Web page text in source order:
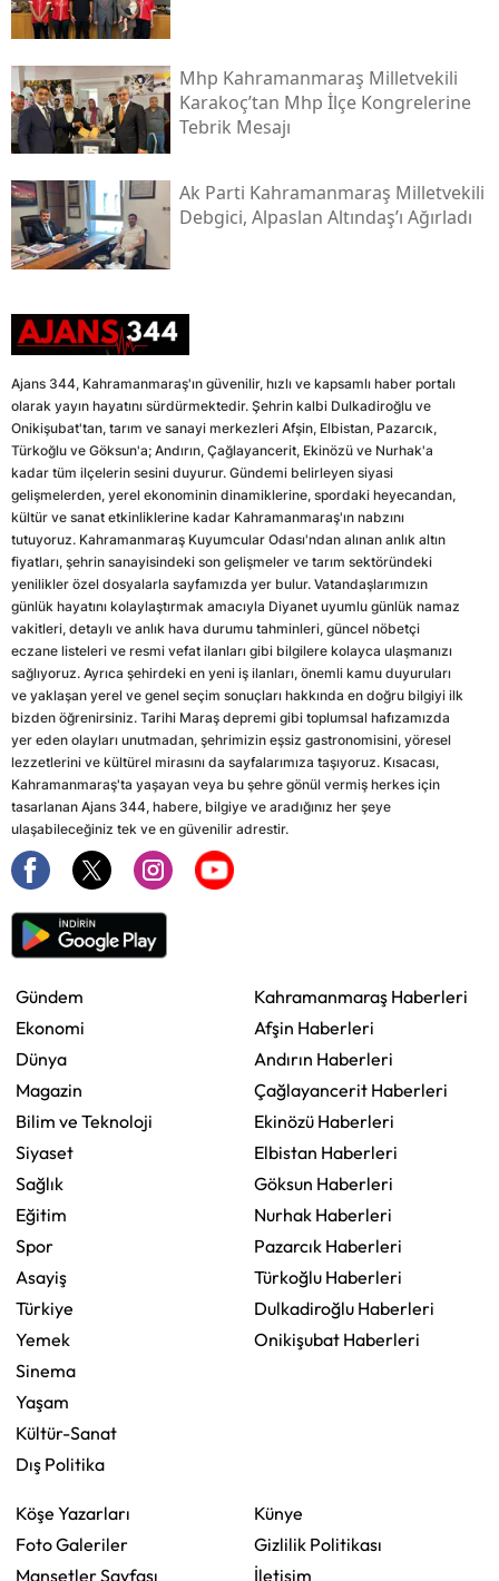
Mhp Kahramanmaraş Milletvekili
Karakoç’tan Mhp İlçe Kongrelerine
Tebrik Mesajı
Ak Parti Kahramanmaraş Milletvekili
Debgici, Alpaslan Altındaş’ı Ağırladı
Ajans 344, Kahramanmaraş'ın güvenilir, hızlı ve kapsamlı haber portalı
olarak yayın hayatını sürdürmektedir. Şehrin kalbi Dulkadiroğlu ve
Onikişubat'tan, tarım ve sanayi merkezleri Afşin, Elbistan, Pazarcık,
Türkoğlu ve Göksun'a; Andırın, Çağlayancerit, Ekinözü ve Nurhak'a
kadar tüm ilçelerin sesini duyurur. Gündemi belirleyen siyasi
gelişmelerden, yerel ekonominin dinamiklerine, spordaki heyecandan,
kültür ve sanat etkinliklerine kadar Kahramanmaraş'ın nabzını
tutuyoruz. Kahramanmaraş Kuyumcular Odası'ndan alınan anlık altın
fiyatları, şehrin sanayisindeki son gelişmeler ve tarım sektöründeki
yenilikler özel dosyalarla sayfamızda yer bulur. Vatandaşlarımızın
günlük hayatını kolaylaştırmak amacıyla Diyanet uyumlu günlük namaz
vakitleri, detaylı ve anlık hava durumu tahminleri, güncel nöbetçi
eczane listeleri ve resmi vefat ilanları gibi bilgilere kolayca ulaşmanızı
sağlıyoruz. Ayrıca şehirdeki en yeni iş ilanları, önemli kamu duyuruları
ve yaklaşan yerel ve genel seçim sonuçları hakkında en doğru bilgiyi ilk
bizden öğrenirsiniz. Tarihi Maraş depremi gibi toplumsal hafızamızda
yer eden olayları unutmadan, şehrimizin eşsiz gastronomisini, yöresel
lezzetlerini ve kültürel mirasını da sayfalarımıza taşıyoruz. Kısacası,
Kahramanmaraş'ta yaşayan veya bu şehre gönül vermiş herkes için
tasarlanan Ajans 344, habere, bilgiye ve aradığınız her şeye
ulaşabileceğiniz tek ve en güvenilir adrestir.
Gündem
Ekonomi
Dünya
Magazin
Bilim ve Teknoloji
Siyaset
Sağlık
Eğitim
Spor
Asayiş
Türkiye
Yemek
Sinema
Yaşam
Kültür-Sanat
Dış Politika
Kahramanmaraş Haberleri
Afşin Haberleri
Andırın Haberleri
Çağlayancerit Haberleri
Ekinözü Haberleri
Elbistan Haberleri
Göksun Haberleri
Nurhak Haberleri
Pazarcık Haberleri
Türkoğlu Haberleri
Dulkadiroğlu Haberleri
Onikişubat Haberleri
Köşe Yazarları
Foto Galeriler
Manşetler Sayfası
Künye
Gizlilik Politikası
İletişim